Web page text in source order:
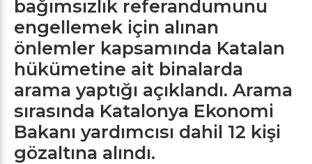
bağımsızlık referandumunu
engellemek için alınan
önlemler kapsamında Katalan
hükümetine ait binalarda
arama yaptığı açıklandı. Arama
sırasında Katalonya Ekonomi
Bakanı yardımcısı dahil 12 kişi
gözaltına alındı.